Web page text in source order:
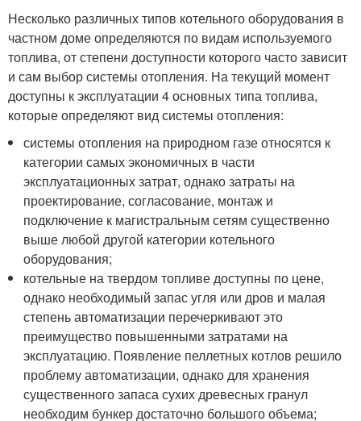
Несколько различных типов котельного оборудования в
частном доме определяются по видам используемого
топлива, от степени доступности которого часто зависит
и сам выбор системы отопления. На текущий момент
доступны к эксплуатации 4 основных типа топлива,
которые определяют вид системы отопления:
системы отопления на природном газе относятся к
категории самых экономичных в части
эксплуатационных затрат, однако затраты на
проектирование, согласование, монтаж и
подключение к магистральным сетям существенно
выше любой другой категории котельного
оборудования;
котельные на твердом топливе доступны по цене,
однако необходимый запас угля или дров и малая
степень автоматизации перечеркивают это
преимущество повышенными затратами на
эксплуатацию. Появление пеллетных котлов решило
проблему автоматизации, однако для хранения
существенного запаса сухих древесных гранул
необходим бункер достаточно большого объема;